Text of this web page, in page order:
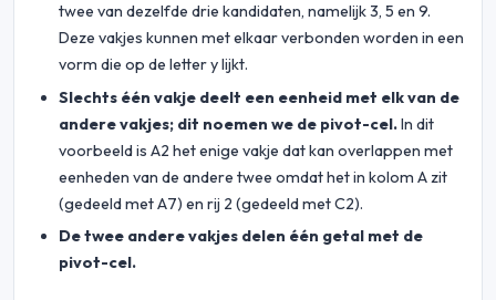
twee van dezelfde drie kandidaten, namelijk 3, 5 en 9.
Deze vakjes kunnen met elkaar verbonden worden in een
vorm die op de letter y lijkt.
Slechts één vakje deelt een eenheid met elk van de
andere vakjes; dit noemen we de pivot-cel.In dit
voorbeeld is A2 het enige vakje dat kan overlappen met
eenheden van de andere twee omdat het in kolom A zit
(gedeeld met A7) en rij 2 (gedeeld met C2).
De twee andere vakjes delen één getal met de
pivot-cel.